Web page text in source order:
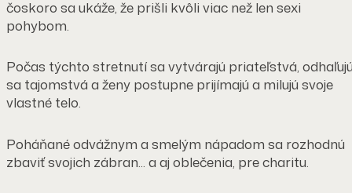
čoskoro sa ukáže, že prišli kvôli viac než len sexi
pohybom.
Počas týchto stretnutí sa vytvárajú priateľstvá,
sa tajomstvá a ženy postupne prijímajú a milujú svoje
vlastné telo.
Poháňané odvážnym a smelým nápadom sa rozhodnú
zbaviť svojich zábran... a aj oblečenia, pre charitu.